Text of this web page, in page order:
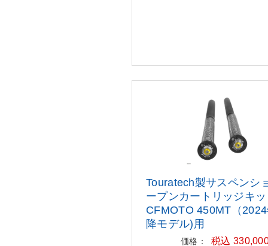
Touratech製サスペンシ
ープンカートリッジキ
CFMOTO 450MT（
降モデル)用
価格：
税込